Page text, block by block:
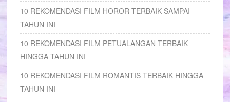
10 REKOMENDASI FILM HOROR TERBAIK SAMPAI
TAHUN INI
10 REKOMENDASI FILM PETUALANGAN TERBAIK
HINGGA TAHUN INI
10 REKOMENDASI FILM ROMANTIS TERBAIK HINGGA
TAHUN INI